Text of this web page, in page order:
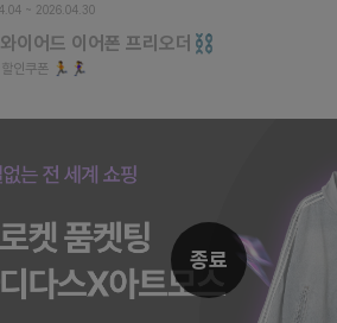
~ 2026.04.30
이어드 이어폰 프리오더⛓️
인쿠폰 🏃🏃‍♀️
종료